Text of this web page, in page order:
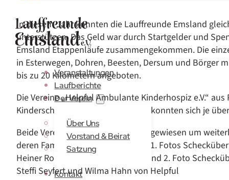
Veranstaltungen
Laufberichte
Der Verein
Über Uns
Vorstand & Beirat
Satzung
Kontakt
In diesem Jahr konnten die Lauffreunde Emsland
unterstützen. Das Geld war durch Startgelder und
Emsland Etappenläufe zusammengekommen. Die
in Esterwegen, Dohren, Beesten, Dersum und Börger
bis zu 20 Kilometern angeboten.
Die Vereine „Helpful Ambulante Kinderhospiz e.V.“
Kinderschutzbund e.V.“ aus Lingen konnten sich je
Beide Vereine sind auf Spenden angewiesen um
deren Familien da sein zu können. 1. Fotos
Heiner Rohoff vom Kinderschutzbund 2. Foto
Steffi Seyfert und Wilma Hahn von Helpful